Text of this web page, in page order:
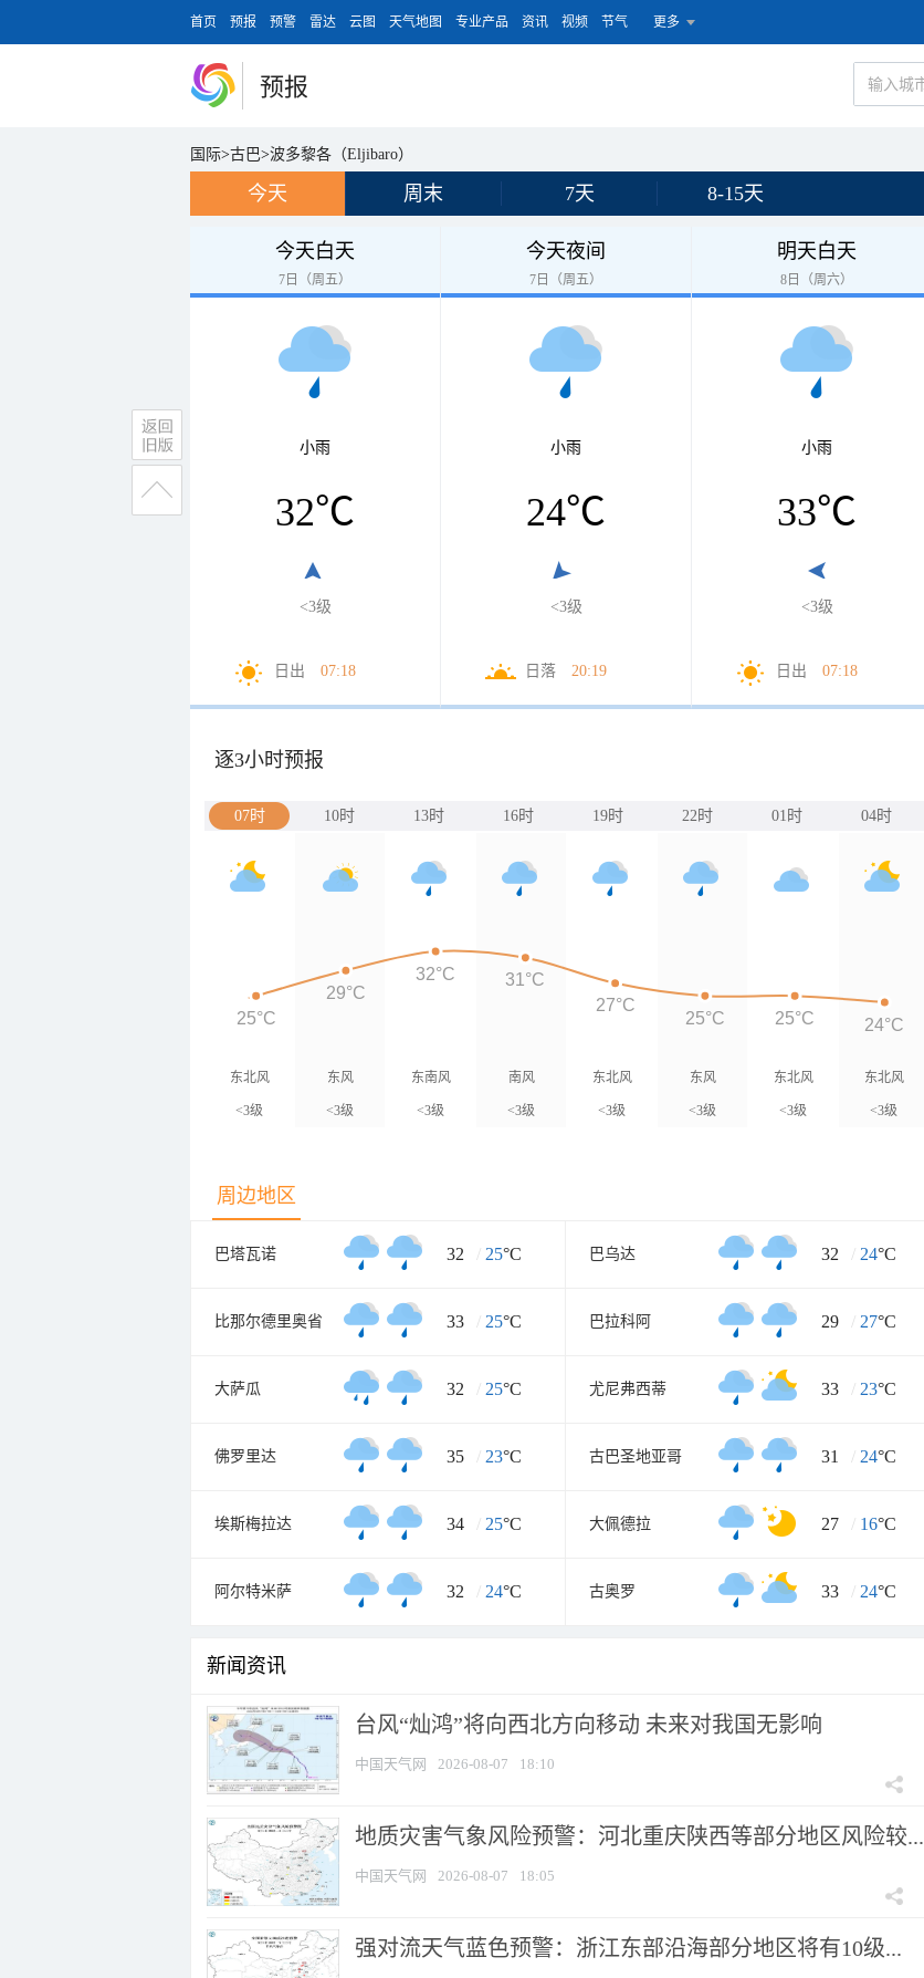
首页 预报 预警 雷达 云图 天气地图 专业产品 资讯 视频 节气 更多
预报
国际>古巴>波多黎各（Eljibaro）
今天 周末 7天 8-15天
今天白天
7日（周五）
小雨
32℃
<3级
日出 07:18
今天夜间
7日（周五）
小雨
24℃
<3级
日落 20:19
明天白天
8日（周六）
小雨
33℃
<3级
日出 07:18
逐3小时预报
07时 10时 13时 16时 19时 22时 01时 04时
东北风
<3级
东风
<3级
东南风
<3级
南风
<3级
东北风
<3级
东风
<3级
东北风
<3级
东北风
<3级
25°C
29°C
32°C
31°C
27°C
25°C 25°C 24°C
周边地区
巴塔瓦诺 32 / 25°C 巴乌达 32 / 24°C
比那尔德里奥省 33 / 25°C 巴拉科阿 29 / 27°C
大萨瓜 32 / 25°C 尤尼弗西蒂 33 / 23°C
佛罗里达 35 / 23°C 古巴圣地亚哥 31 / 24°C
埃斯梅拉达 34 / 25°C 大佩德拉 27 / 16°C
阿尔特米萨 32 / 24°C 古奥罗 33 / 24°C
新闻资讯
台风“灿鸿”将向西北方向移动 未来对我国无影响
中国天气网 2026-08-07 18:10
地质灾害气象风险预警：河北重庆陕西等部分地区风险较...
中国天气网 2026-08-07 18:05
强对流天气蓝色预警：浙江东部沿海部分地区将有10级...